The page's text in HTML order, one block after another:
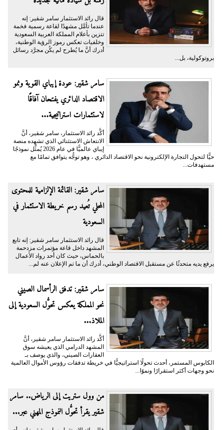
قال رائد الاستثمار سامر شقير: إنه
عندما تأمَّل مشهدًا لقاعة رسمية فخمة
تتزين بأعلام المملكة العربية السعودية
وخلفيات تعكس رموز الرؤية الوطنية،
أدرك أنَّ ما يُطرح لم يكُن مجرَّد رسائل
بروتوكولية، بل...
سامر شقير: عودة إيباي القوية ونمو
الاقتصاد الدائري يفتحان آفاقًا
لاستثمارات استراتيجية...
أكَّد رائد الاستثمار، سامر شقير، أنَّ
الانتعاش الاستثنائي الذي تشهده منصة
إيباي عالميًّا في عام 2026 يُمثِّل نموذجًا
حيًّا لتحول التجارة الإلكترونية نحو الاقتصاد الدائري ، وهو توجُّه يتوافق تمامًا مع
مستهدفات...
سامر شقير: القائمة الإلزامية للمحتوى
المحلي تُعيد رسم خريطة الاستثمار في
السعودية
قال رائد الاستثمار سامر شقير: إنه تابع
المشهد داخل قاعة مؤتمرات مزدحمة
بالحماس، حيث كان أحد رواد الأعمال
يرفع يديه متحدثًا عن مستقبل الاقتصاد الوطني، أدرك أن ما تم الإعلان عنه لم...
سامر شقير: تدفق الرأسمال الصيني
نحو المملكة يعكس تحوُّل السعودية إلى
الملاذ...
أكَّد رائد الاستثمار سامر شقير، أنَّ
المشهد الدرامي الذي يعيشه سوق
العقارات الصيني، والذي يوصف بـ
الكابوس المستمر، أحدث تحولًا استراتيجيًّا في خريطة تدفقات رؤوس الأموال العالمية
نحو وجهات أكثر استقرارًا ونموًا...
من وول ستريت إلى الرياض.. سامر
شقير يقرأ تحوُّل النموذج المهني عبر...